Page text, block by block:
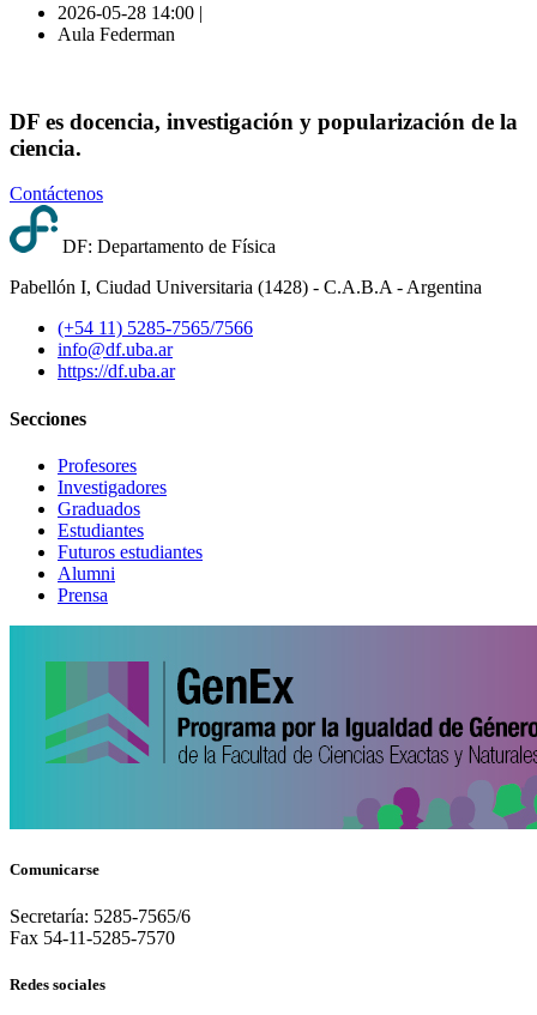
2026-05-28 14:00 |
Aula Federman
DF es docencia, investigación y popularización de la
ciencia.
Contáctenos
DF: Departamento de Física
Pabellón I, Ciudad Universitaria (1428) - C.A.B.A - Argentina
(+54 11) 5285-7565/7566
info@df.uba.ar
https://df.uba.ar
Secciones
Profesores
Investigadores
Graduados
Estudiantes
Futuros estudiantes
Alumni
Prensa
Comunicarse
Secretaría: 5285-7565/6
Fax 54-11-5285-7570
Redes sociales